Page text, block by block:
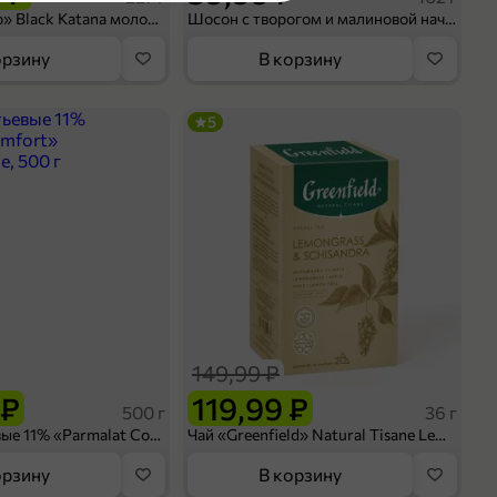
Кофе «Bushido» Black Katana молотый, 227 г Шосон с творогом и малиновой начинкой, 102 г
В корзину
500 г
Сливки питьевые 11% «Parmalat Comfort» безлактозные, 500 г
119,99 ₽
149,99 ₽
36 г
Чай «Greenfield» Natural Tisane Lemongrass & Schisandra, 20 пирамидок, 36 г
5
В корзину